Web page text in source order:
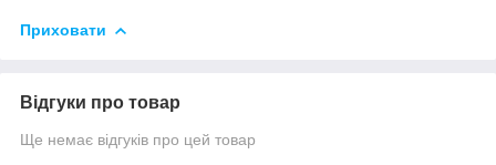
Приховати
Відгуки про товар
Ще немає відгуків про цей товар